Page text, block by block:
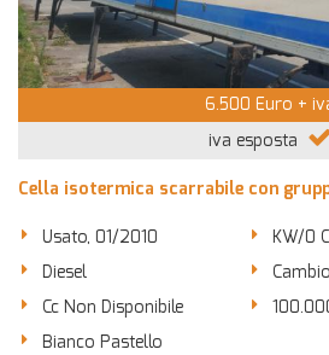
6.500 Euro +
iva esposta
Cella isotermica scarrabile con
Usato, 01/2010
KW/0
Diesel
Cc Non Disponibile
Bianco Pastello